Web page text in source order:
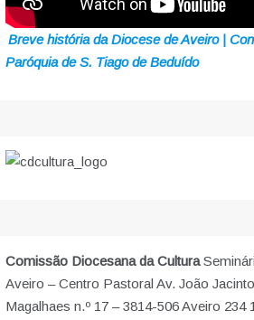
Breve história da Diocese de Aveiro |
Paróquia de S. Tiago de Beduído
Comissão Diocesana da Cultura
Aveiro – Centro Pastoral Av. João Jacinto
Magalhaes n.º 17 – 3814-506 Aveiro 234